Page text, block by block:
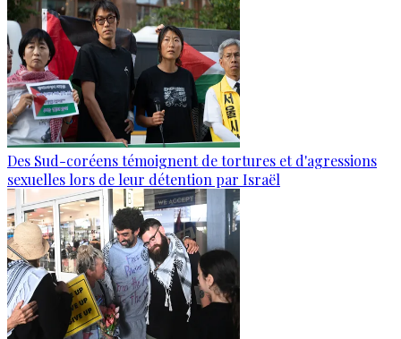
Des Sud-coréens témoignent de tortures et d'agressions
sexuelles lors de leur détention par Israël